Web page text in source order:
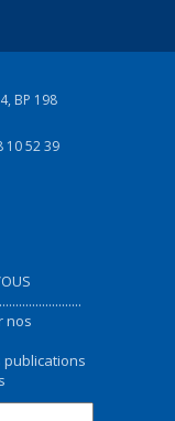
BP 198
10 52 39
nos
publications